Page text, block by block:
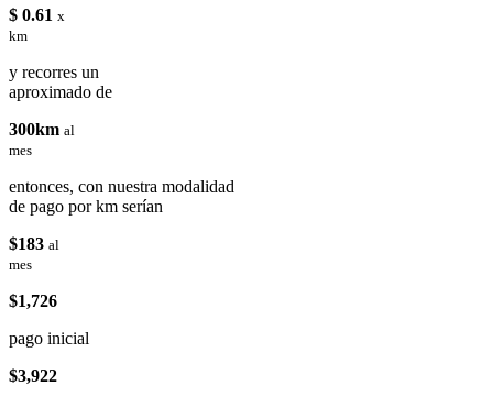
$ 0.61 x
km
y recorres un
aproximado de
300km al
mes
entonces, con nuestra modalidad
de pago por km serían
$183 al
mes
$1,726
pago inicial
$3,922